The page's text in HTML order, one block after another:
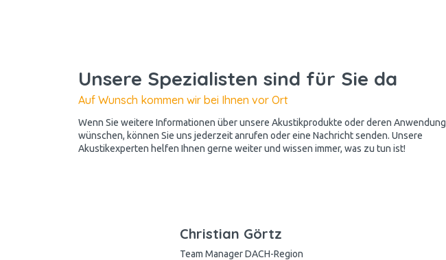
Unsere Spezialisten sind für Sie da
Auf Wunsch kommen wir bei Ihnen vor Ort
Wenn Sie weitere Informationen über unsere Akustikprodukte oder deren Anwendung
wünschen, können Sie uns jederzeit anrufen oder eine Nachricht senden. Unsere
Akustikexperten helfen Ihnen gerne weiter und wissen immer, was zu tun ist!
Christian Görtz
Team Manager DACH-Region